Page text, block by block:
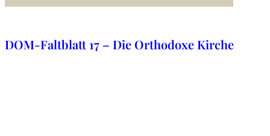
DOM-Faltblatt 17 – Die Orthodoxe Kirche